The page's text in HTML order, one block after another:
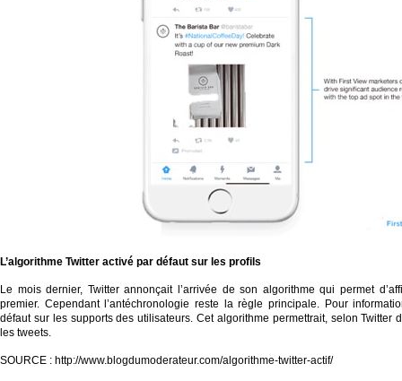
L’algorithme Twitter activé par défaut sur les profils
Le mois dernier, Twitter annonçait l’arrivée de son algorithme qui permet
premier. Cependant l’antéchronologie reste la règle principale. Pour
défaut sur les supports des utilisateurs. Cet algorithme permettrait, selon Twitter
les tweets.
SOURCE : http://www.blogdumoderateur.com/algorithme-twitter-actif/